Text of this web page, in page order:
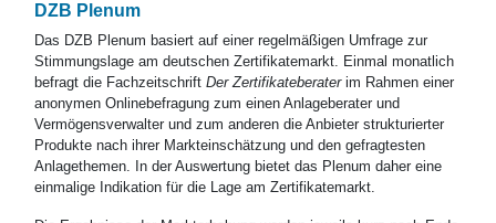
DZB Plenum
Das DZB Plenum basiert auf einer regelmäßigen Umfrage zur
Stimmungslage am deutschen Zertifikatemarkt. Einmal monatlich
befragt die Fachzeitschrift Der Zertifikateberaterim Rahmen einer
anonymen Onlinebefragung zum einen Anlageberater und
Vermögensverwalter und zum anderen die Anbieter strukturierter
Produkte nach ihrer Markteinschätzung und den gefragtesten
Anlagethemen. In der Auswertung bietet das Plenum daher eine
einmalige Indikation für die Lage am Zertifikatemarkt.